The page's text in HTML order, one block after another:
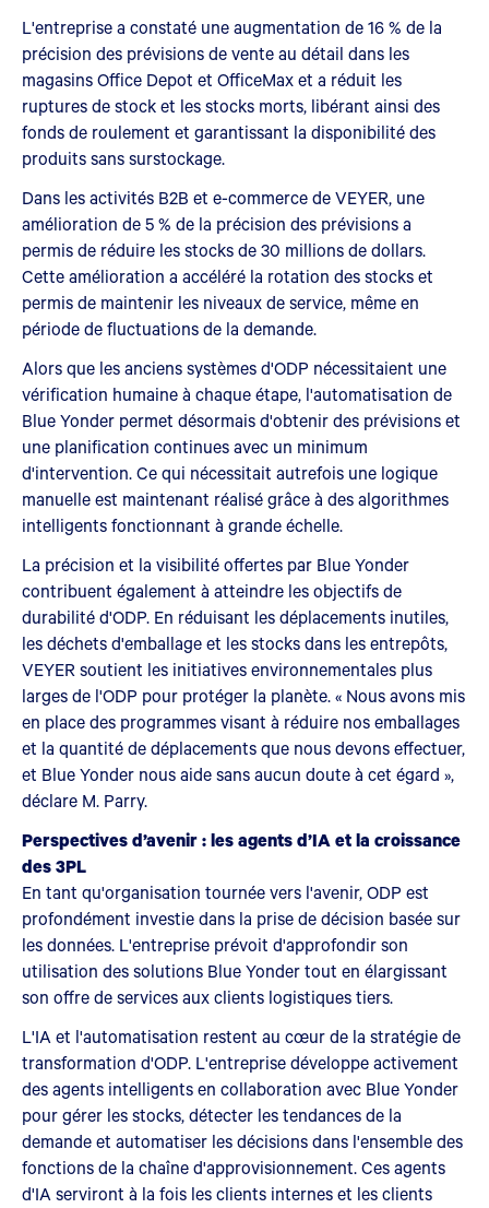
L'entreprise a constaté une augmentation de 16 % de la
précision des prévisions de vente au détail dans les
magasins Office Depot et OfficeMax et a réduit les
ruptures de stock et les stocks morts, libérant ainsi des
fonds de roulement et garantissant la disponibilité des
produits sans surstockage.
Dans les activités B2B et e-commerce de VEYER, une
amélioration de 5 % de la précision des prévisions a
permis de réduire les stocks de 30 millions de dollars.
Cette amélioration a accéléré la rotation des stocks et
permis de maintenir les niveaux de service, même en
période de fluctuations de la demande.
Alors que les anciens systèmes d'ODP nécessitaient une
vérification humaine à chaque étape, l'automatisation de
Blue Yonder permet désormais d'obtenir des prévisions et
une planification continues avec un minimum
d'intervention. Ce qui nécessitait autrefois une logique
manuelle est maintenant réalisé grâce à des algorithmes
intelligents fonctionnant à grande échelle.
La précision et la visibilité offertes par Blue Yonder
contribuent également à atteindre les objectifs de
durabilité d'ODP. En réduisant les déplacements inutiles,
les déchets d'emballage et les stocks dans les entrepôts,
VEYER soutient les initiatives environnementales plus
larges de l'ODP pour protéger la planète. « Nous avons mis
en place des programmes visant à réduire nos emballages
et la quantité de déplacements que nous devons effectuer,
et Blue Yonder nous aide sans aucun doute à cet égard »,
déclare M. Parry.
Perspectives d’avenir : les agents d’IA et la croissance
des 3PL
En tant qu'organisation tournée vers l'avenir, ODP est
profondément investie dans la prise de décision basée sur
les données. L'entreprise prévoit d'approfondir son
utilisation des solutions Blue Yonder tout en élargissant
son offre de services aux clients logistiques tiers.
L'IA et l'automatisation restent au cœur de la stratégie de
transformation d'ODP. L'entreprise développe activement
des agents intelligents en collaboration avec Blue Yonder
pour gérer les stocks, détecter les tendances de la
demande et automatiser les décisions dans l'ensemble des
fonctions de la chaîne d'approvisionnement. Ces agents
d'IA serviront à la fois les clients internes et les clients